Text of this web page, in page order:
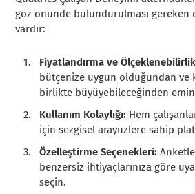
göz önünde bulundurulması
vardır:
Fiyatlandırma ve
bütçenize uygun olduğundan ve
birlikte büyüyebileceğinden
Kullanım Kolaylığı: Hem
için sezgisel arayüzlere sahip
Özelleştirme Seçenekleri:
benzersiz ihtiyaçlarınıza göre
seçin.